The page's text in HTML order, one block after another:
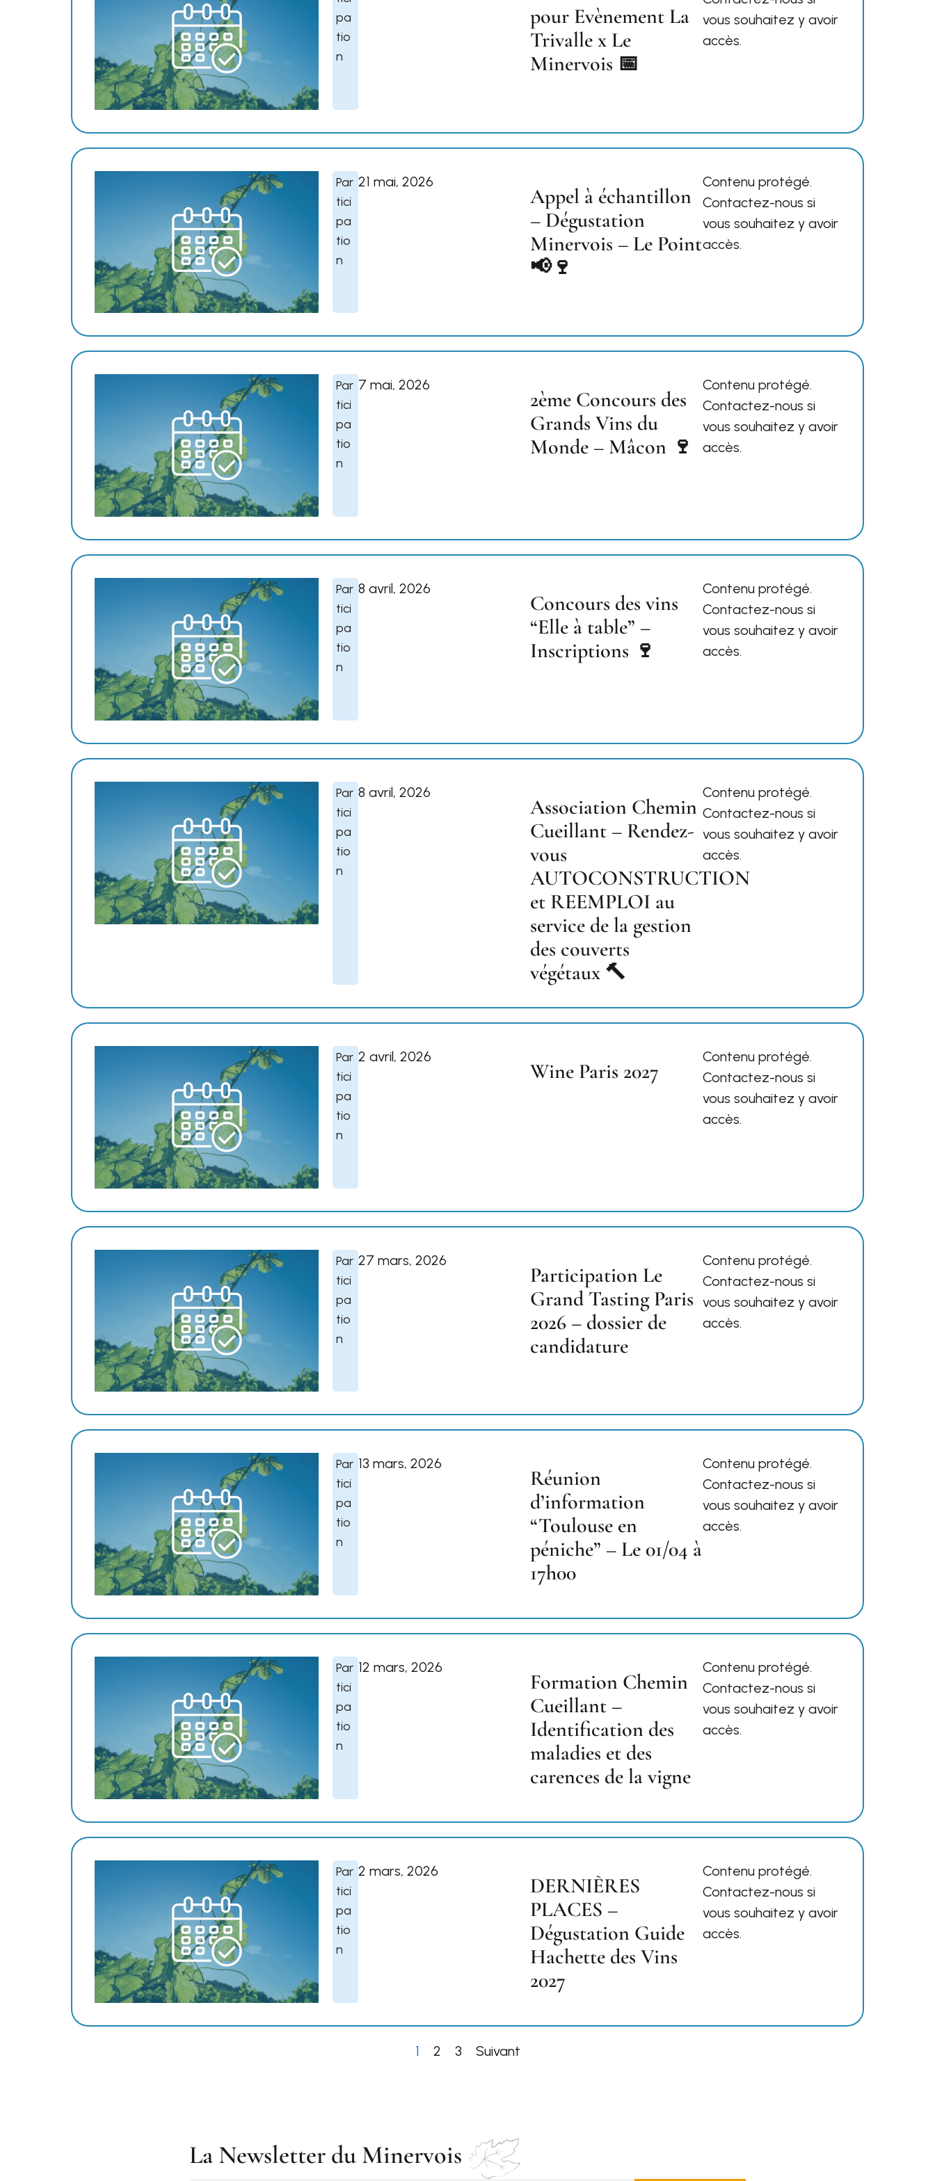
pa
tio
n
pour Evènement La
Trivalle x Le
Minervois 📅
vous souhaitez y avoir
accès.
Par
tici
pa
tio
n
21 mai, 2026
Appel à échantillon
– Dégustation
Minervois – Le Point
📢🍷
Contenu protégé.
Contactez-nous si
vous souhaitez y avoir
accès.
Par
tici
pa
tio
n
7 mai, 2026
2ème Concours des
Grands Vins du
Monde – Mâcon 🍷
Contenu protégé.
Contactez-nous si
vous souhaitez y avoir
accès.
Par
tici
pa
tio
n
8 avril, 2026
Concours des vins
“Elle à table” –
Inscriptions 🍷
Contenu protégé.
Contactez-nous si
vous souhaitez y avoir
accès.
Par
tici
pa
tio
n
8 avril, 2026
Association Chemin
Cueillant – Rendez-
vous
AUTOCONSTRUCTION
et REEMPLOI au
service de la gestion
des couverts
végétaux 🔨
Contenu protégé.
Contactez-nous si
vous souhaitez y avoir
accès.
Par
tici
pa
tio
n
2 avril, 2026
Wine Paris 2027
Contenu protégé.
Contactez-nous si
vous souhaitez y avoir
accès.
Par
tici
pa
tio
n
27 mars, 2026
Participation Le
Grand Tasting Paris
2026 – dossier de
candidature
Contenu protégé.
Contactez-nous si
vous souhaitez y avoir
accès.
Par
tici
pa
tio
n
13 mars, 2026
Réunion
d’information
“Toulouse en
péniche” – Le 01/04 à
17h00
Contenu protégé.
Contactez-nous si
vous souhaitez y avoir
accès.
Par
tici
pa
tio
n
12 mars, 2026
Formation Chemin
Cueillant –
Identification des
maladies et des
carences de la vigne
Contenu protégé.
Contactez-nous si
vous souhaitez y avoir
accès.
Par
tici
pa
tio
n
2 mars, 2026
DERNIÈRES
PLACES –
Dégustation Guide
Hachette des Vins
2027
Contenu protégé.
Contactez-nous si
vous souhaitez y avoir
accès.
1 2 3 Suivant
La Newsletter du Minervois